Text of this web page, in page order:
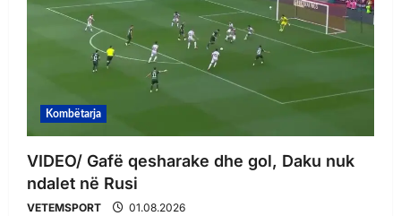
Kombëtarja
VIDEO/ Gafë qesharake dhe gol, Daku nuk
ndalet në Rusi
VETEMSPORT 01.08.2026